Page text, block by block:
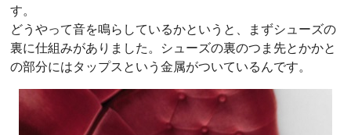
す。
どうやって音を鳴らしているかというと、まずシューズの
裏に仕組みがありました。シューズの裏のつま先とかかと
の部分にはタップスという金属がついているんです。